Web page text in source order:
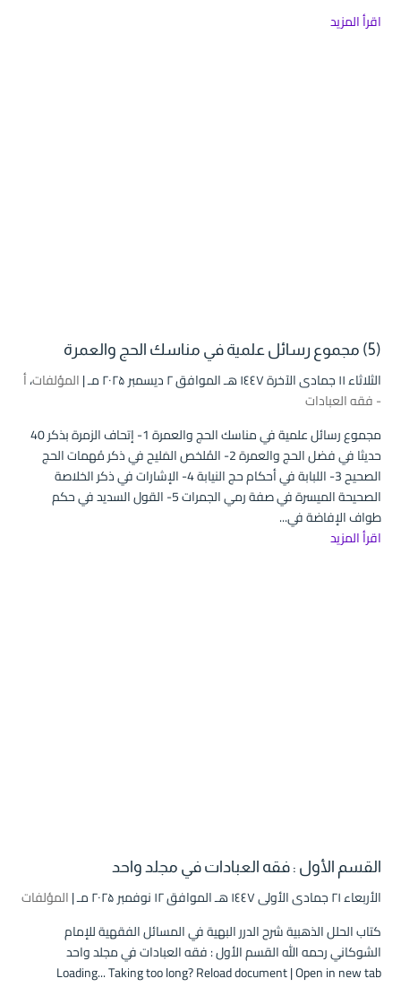
اقرأ المزيد
(5) مجموع رسائل علمية في مناسك الحج والعمرة
الثلاثاء ۱۱ جمادى الآخرة ۱٤٤۷ هـ الموافق ۲ ديسمبر ۲۰۲۵ مـ | المؤلفات،أ
- فقه العبادات
مجموع رسائل علمية في مناسك الحج والعمرة 1- إتحاف الزمرة بذكر 40
حديثا في فضل الحج والعمرة 2- المُلخص المَليح في ذكر مُهمات الحج
الصحيح 3- اللبابة في أحكام حج النيابة 4- الإشارات في ذكر الخلاصة
الصحيحة الميسرة في صفة رمي الجمرات 5- القول السديد في حكم
طواف الإفاضة في...
اقرأ المزيد
القسم الأول : فقه العبادات في مجلد واحد
الأربعاء ۲۱ جمادى الأولى ۱٤٤۷ هـ الموافق ۱۲ نوفمبر ۲۰۲۵ مـ |
المؤلفات
كتاب الحلل الذهبية شرح الدرر البهية في المسائل الفقهية للإمام
الشوكاني رحمه الله القسم الأول : فقه العبادات في مجلد واحد
Loading... Taking too long? Reload document | Open in new tab